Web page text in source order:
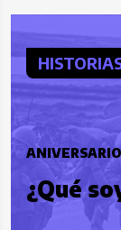
¿Qué